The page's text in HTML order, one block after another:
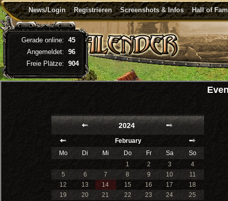
News/Login Registrieren Screenshots & Infos Hall of
2024
February
Mo
Di Mi Do Fr Sa
So
1
2 3
4
5
6 7 8 9 10
11
12
13 14 15 16 17
18
19
20 21 22 23 24
25
Gerade online: 45
Angemeldet: 96
Freie Plätze: 904